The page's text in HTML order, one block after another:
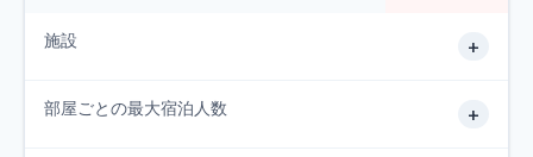
施設 +
部屋ごとの最大宿泊人数 +